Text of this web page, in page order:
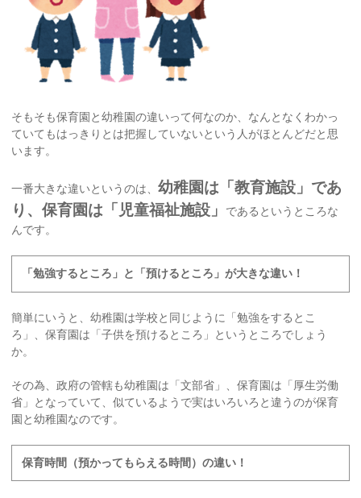
そもそも保育園と幼稚園の違いって何なのか、なんとなくわかっ
ていてもはっきりとは把握していないという人がほとんどだと思
います。
一番大きな違いというのは、幼稚園は「教育施設」であ
り、保育園は「児童福祉施設」
であるというところな
んです。
「勉強するところ」と「預けるところ」が大きな違い！
簡単にいうと、幼稚園は学校と同じように「勉強をするとこ
ろ」、保育園は「子供を預けるところ」というところでしょう
か。
その為、政府の管轄も幼稚園は「文部省」、保育園は「厚生労働
省」となっていて、似ているようで実はいろいろと違うのが保育
園と幼稚園なのです。
保育時間（預かってもらえる時間）の違い！